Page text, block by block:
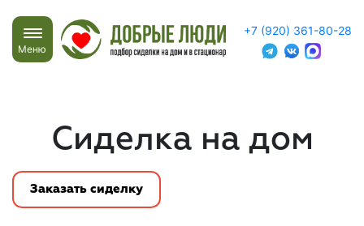
Меню
+7 (920) 361-80-28
Сиделка на дом
Заказать сиделку